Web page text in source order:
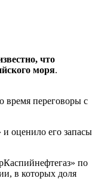
что
моря.
время переговоры с
оценило его запасы
по
в которых доля